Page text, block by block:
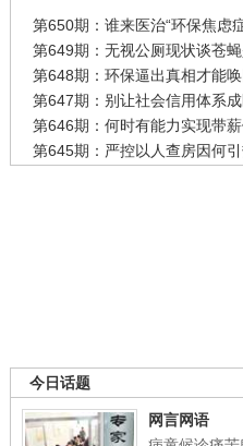
第650期：谁来医治“环保焦虑
第649期：无视公厕现状谈苍
第648期：环保逼出真相才能
第647期：别让社会信用体系
第646期：何时有能力实现带薪
第645期：严控以人查房因何
今日话题
网言网语